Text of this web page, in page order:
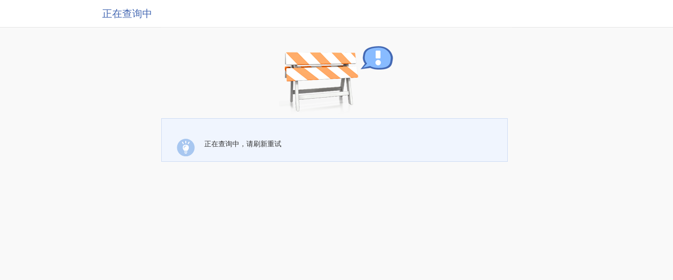
正在查询中
正在查询中，请刷新重试